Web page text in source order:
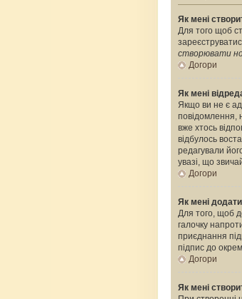
Як мені
Для того щоб
створювати
Догори
Як мені
Якщо ви не є
повідомлення,
вже хтось
відбулось
редагували
увазі, що
Догори
Як мені
Для того, щоб
галочку
приєднання
підпис до
Догори
Як мені